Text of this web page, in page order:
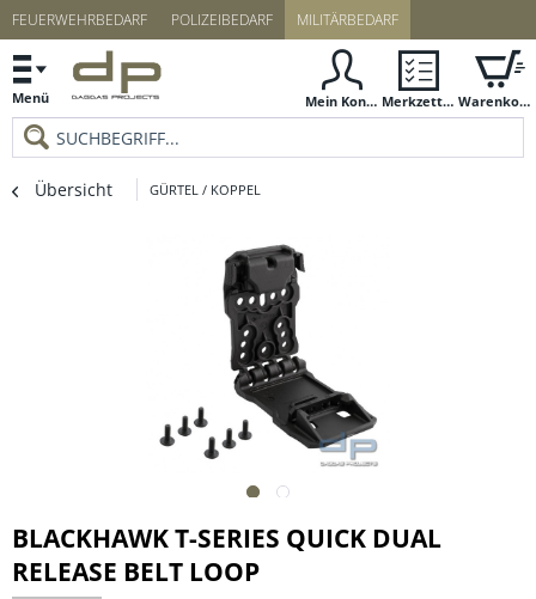
FEUERWEHRBEDARF POLIZEIBEDARF MILITÄRBEDARF
Menü Mein Konto Merkzettel Warenkorb
Übersicht GÜRTEL / KOPPEL
BLACKHAWK T-SERIES QUICK DUAL
RELEASE BELT LOOP